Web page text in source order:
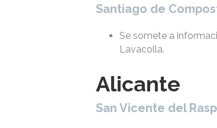
Santiago de
Se somete a
Lavacolla.
Alicante
San Vicente del